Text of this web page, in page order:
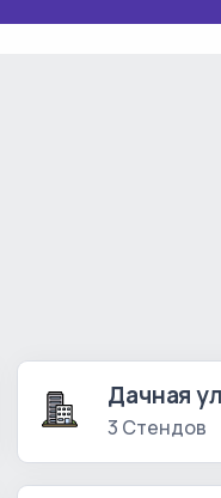
Дачная
3 Стендов